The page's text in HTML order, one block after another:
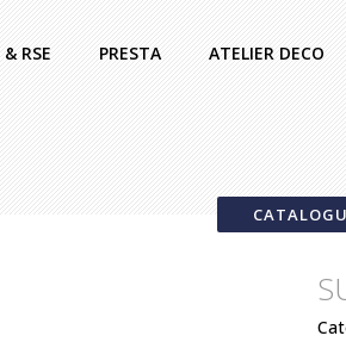
RSE PRESTA ATELIER DECO